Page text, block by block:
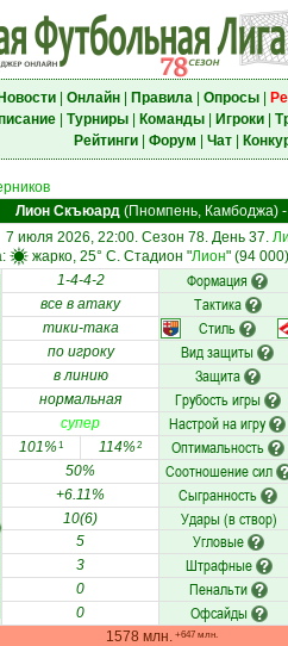
Новости| Онлайн| Правила| Опросы|
| Турниры| Команды| Игроки|
Рейтинги| Форум Чат|
Лион Скъюард (Пномпень, Камбоджа)
7 июля 2026, 22:00. Сезон 78. День 37.
жарко, 25° C. Стадион "Лион" (94
1-4-4-2 Формация
все в атаку Тактика
тики-така Стиль
по игроку Вид защиты
в линию Защита
нормальная Грубость игры
супер Настрой на игру
101%1 114%2 Оптимальность
50% Соотношение сил
+6.11% Сыгранность
10(6) Удары (в створ)
5 Угловые
3 Штрафные
0 Пенальти
0 Офсайды
1578 млн. +647 млн.